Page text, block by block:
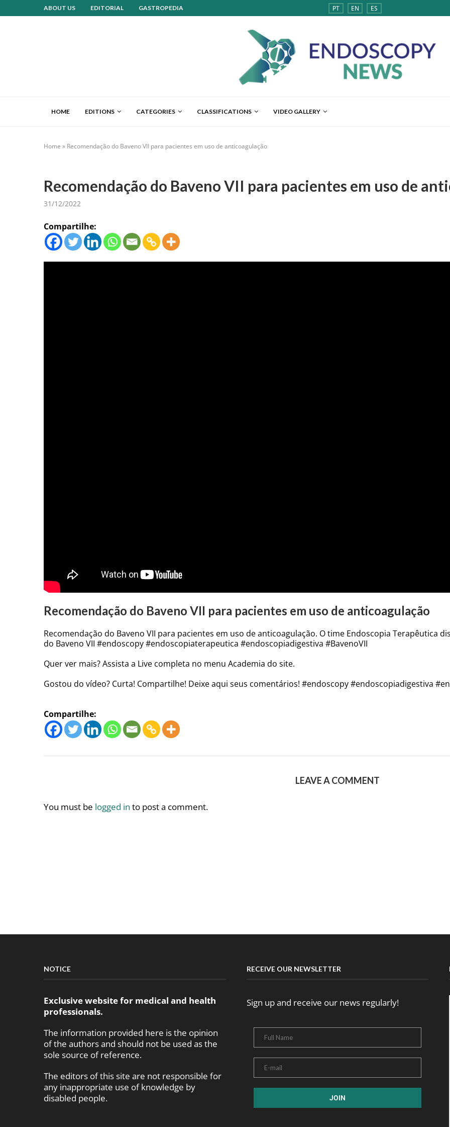
ABOUT US EDITORIAL GASTROPEDIA PT EN ES
HOME EDITIONS CATEGORIES CLASSIFICATIONS VIDEO GALLERY
Home » Recomendação do Baveno VII para pacientes em uso de anticoagulação
Recomendação do Baveno VII para pacientes em uso de
31/12/2022
Compartilhe:
Recomendação do Baveno VII para pacientes em uso de anticoagulação
Recomendação do Baveno VII para pacientes em uso de anticoagulação. O time Endoscopia Terapêutica
do Baveno VII #endoscopy #endoscopiaterapeutica #endoscopiadigestiva #BavenoVII
Quer ver mais? Assista a Live completa no menu Academia do site.
Gostou do vídeo? Curta! Compartilhe! Deixe aqui seus comentários! #endoscopy #endoscopiadigestiva
Compartilhe:
LEAVE A COMMENT
You must be logged in to post a comment.
NOTICE
Exclusive website for medical and health
professionals.
The information provided here is the opinion
of the authors and should not be used as the
sole source of reference.
The editors of this site are not responsible for
any inappropriate use of knowledge by
disabled people.
RECEIVE OUR NEWSLETTER
Sign up and receive our news regularly!